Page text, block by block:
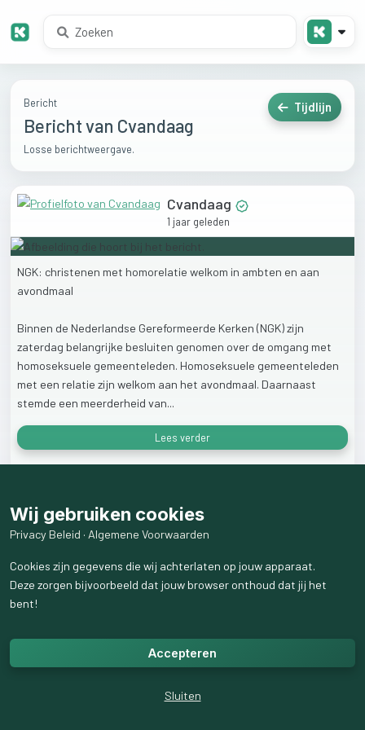
Bericht
Bericht van Cvandaag
Losse berichtweergave.
Tijdlijn
Cvandaag
1 jaar geleden
NGK: christenen met homorelatie welkom in ambten en aan
avondmaal
Binnen de Nederlandse Gereformeerde Kerken (NGK)zijn
zaterdag belangrijke besluiten genomen over de omgang met
homoseksuele gemeenteleden. Homoseksuele gemeenteleden
met een relatie zijn welkom aan het avondmaal. Daarnaast
stemde een meerderheid van...
Lees verder
1reactieweergeven
Wij gebruiken cookies
Privacy Beleid · Algemene Voorwaarden
Cookies zijn gegevens die wij achterlaten op jouw apparaat.
Deze zorgen bijvoorbeeld dat jouw browser onthoud dat jij het
bent!
Accepteren
Sluiten